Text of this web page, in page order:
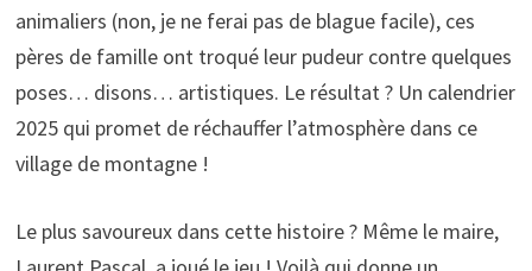
animaliers (non, je ne ferai pas de blague facile), ces
pères de famille ont troqué leur pudeur contre quelques
poses… disons… artistiques. Le résultat ? Un calendrier
2025 qui promet de réchauffer l’atmosphère dans ce
village de montagne !
Le plus savoureux dans cette histoire ? Même le maire,